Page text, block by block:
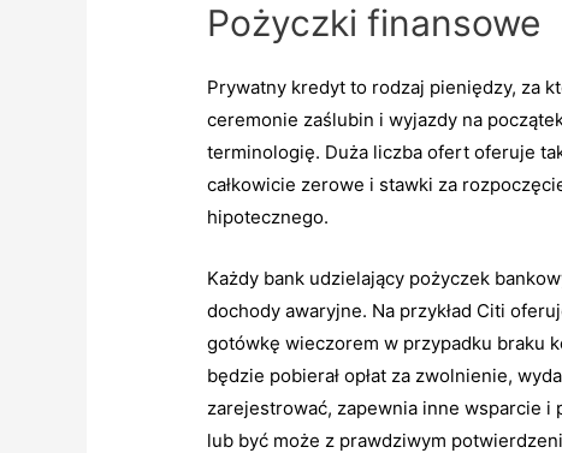
Pożyczki finansowe
Prywatny kredyt to rodzaj pieniędzy, za
ceremonie zaślubin i wyjazdy na
terminologię. Duża liczba ofert oferuje
całkowicie zerowe i stawki za
hipotecznego.
Każdy bank udzielający pożyczek
dochody awaryjne. Na przykład Citi
gotówkę wieczorem w przypadku braku
będzie pobierał opłat za zwolnienie,
zarejestrować, zapewnia inne wsparcie
lub być może z prawdziwym